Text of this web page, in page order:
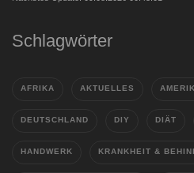
Schlagwörter
AFRIKA AKTUELLES
DEUTSCHLAND DIY DIÄT
HANDWERK KRANKHEIT &